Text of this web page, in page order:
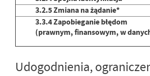
3.2.5 Zmiana na żądanie*
3.3.4 Zapobieganie błędom
(prawnym, finansowym, w
Udogodnienia,